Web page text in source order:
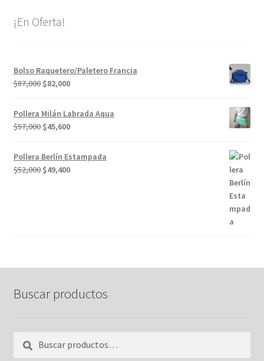
¡En Oferta!
Bolso Raquetero/Paletero Francia
$87,000 El
original
era:
$87,000.
$82,000El
actual
es:
Pollera Milán Labrada Aqua
$57,000 El
original
era:
$57,000.
$45,600El
actual
es:
Pollera Berlín Estampada
$52,000 El
$49,400El
Buscar productos
por: